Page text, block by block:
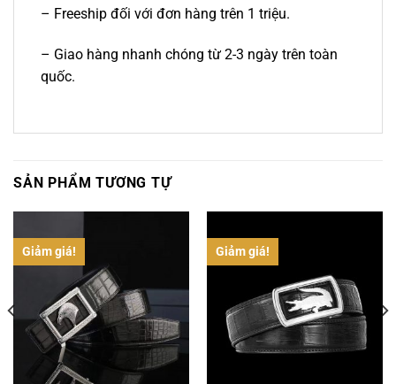
– Freeship đối với đơn hàng trên 1 triệu.
– Giao hàng nhanh chóng từ 2-3 ngày trên toàn
quốc.
SẢN PHẨM TƯƠNG TỰ
Giảm giá! Giảm giá!